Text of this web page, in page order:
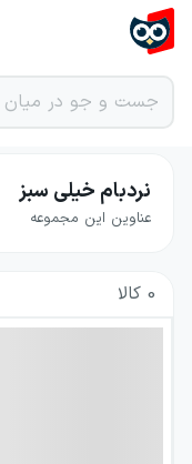
نردبام خیلی سبز
عناوین این مجموعه
0 کالا